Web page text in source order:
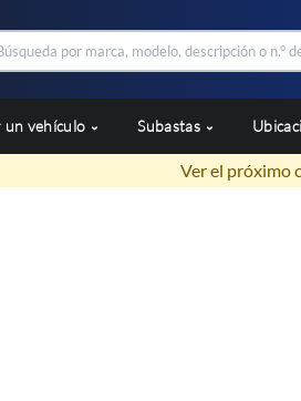
un vehículo Subastas
Ver el próximo